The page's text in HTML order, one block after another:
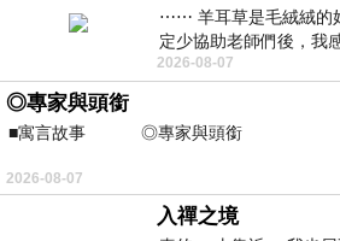
⋯⋯ 羊耳草是毛絨絨的
定少協助老師們後，我
不是我的工作啊。 真
2026-08-07
◎專家與頭銜
■寓言故事 ◎專家與頭銜
⊕潘文良 在
之谷」裡——
2026-08-07
入禪之境